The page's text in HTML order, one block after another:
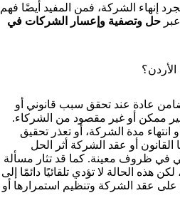
إنهاء الشركة، فمن المفيد أيضًا فهم
حل وتصفية وإعسار الشركات في
عادة عند تحقق سبب قانوني أو
ممكن أو غير مقصود من الشركاء.
انتهاء مدة الشركة، أو تعذر تحقيق
القانون أو عقد الشركة أثر الحل
في ظروف معينة. كما قد تثار مسألة
هذه الحالة لا تؤدي تلقائيًا دائمًا إلى
على عقد الشركة وتنظيم استمرارها أو